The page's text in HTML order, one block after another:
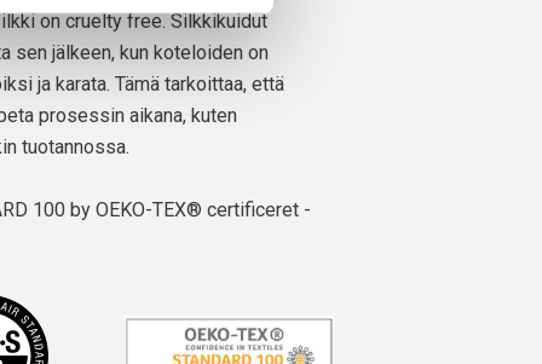
on cruelty free. Silkkikuidut
sen jälkeen, kun koteloiden on
ja karata. Tämä tarkoittaa, että
prosessin aikana, kuten
tuotannossa.
100 by OEKO-TEX® certificeret -